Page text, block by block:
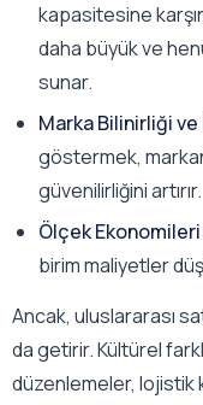
kapasitesine
daha büyük ve
sunar.
Marka Bilinirliği ve
göstermek,
güvenilirliğini artırır.
Ölçek
birim maliyetler
Ancak, uluslararası
da getirir. Kültürel
düzenlemeler, lojistik